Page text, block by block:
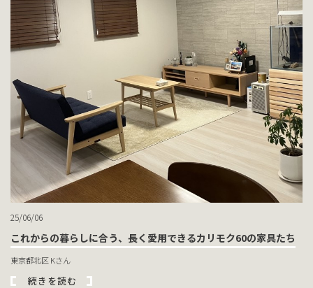
25/06/06
これからの暮らしに合う、長く愛用できるカリモク60の家具たち
東京都北区 Kさん
続きを読む